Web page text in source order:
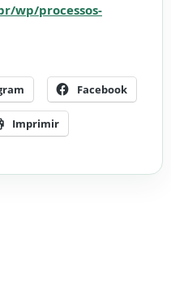
wp/processos-
Facebook
Imprimir